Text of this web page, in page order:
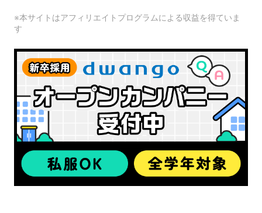
※本サイトはアフィリエイトプログラムによる収益を得ていま
す